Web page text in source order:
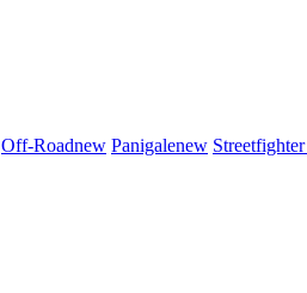
Off-Roadnew Panigalenew Streetfighter